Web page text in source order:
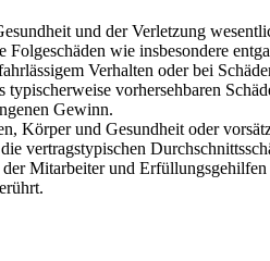
und der Verletzung
wie insbesondere
Verhalten oder bei
vorhersehbaren
Gewinn.
Körper und Gesundheit oder
vertragstypischen
Mitarbeiter und Erfüllungsgehilfen